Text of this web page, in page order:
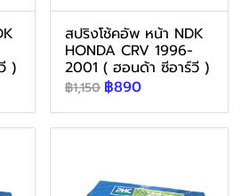
)
สปริงโช้คอัพ หน้า NDK
HONDA CRV 1996-
2001 ( ฮอนด้า ซีอาร์วี )
฿1,150 ฿890